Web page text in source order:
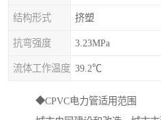
结构形式 挤塑
抗弯强度 3.23MPa
流体工作温度 39.2℃
◆CPVC电力管适用范围